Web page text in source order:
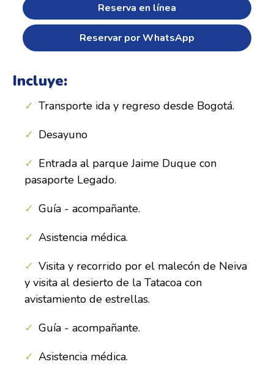
Reserva en línea
Reservar por WhatsApp
Incluye:
Transporte ida y regreso desde Bogotá.
Desayuno
Entrada al parque Jaime Duque con
pasaporte Legado.
Guía - acompañante.
Asistencia médica.
Visita y recorrido por el malecón de Neiva
y visita al desierto de la Tatacoa con
avistamiento de estrellas.
Guía - acompañante.
Asistencia médica.